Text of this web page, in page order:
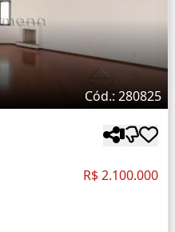
Cód.: 280825
R$ 2.100.000